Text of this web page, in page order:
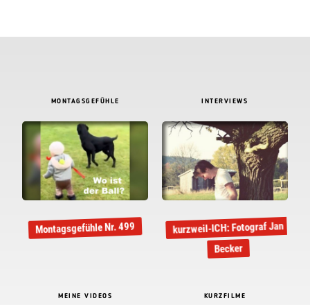
MONTAGSGEFÜHLE
Montagsgefühle Nr. 499
INTERVIEWS
kurzweil-ICH: Fotograf Jan
Becker
MEINE VIDEOS KURZFILME